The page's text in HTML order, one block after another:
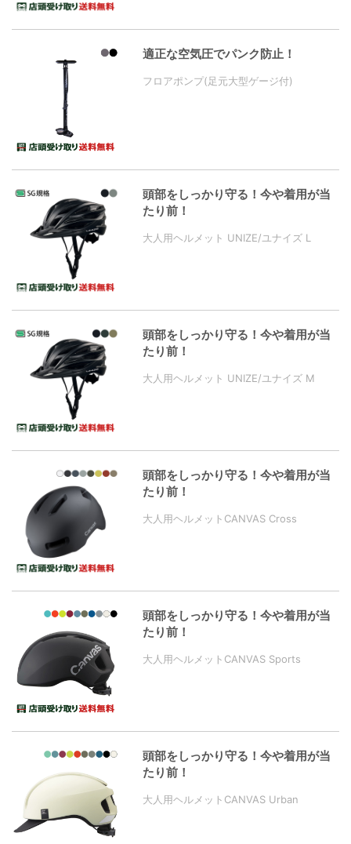
適正な空気圧でパンク防止！
フロアポンプ(足元大型ゲージ付)
頭部をしっかり守る！今や着用が当
たり前！
大人用ヘルメット UNIZE/ユナイズ L
頭部をしっかり守る！今や着用が当
たり前！
大人用ヘルメット UNIZE/ユナイズ M
頭部をしっかり守る！今や着用が当
たり前！
大人用ヘルメットCANVAS Cross
頭部をしっかり守る！今や着用が当
たり前！
大人用ヘルメットCANVAS Sports
頭部をしっかり守る！今や着用が当
たり前！
大人用ヘルメットCANVAS Urban